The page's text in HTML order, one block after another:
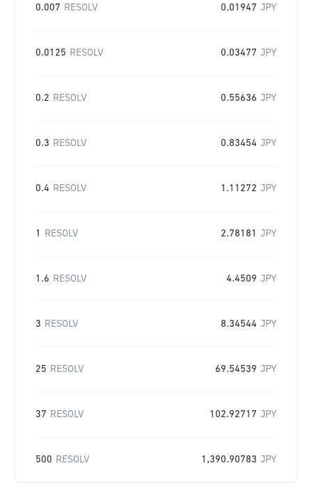
0.007 RESOLV 0.01947 JPY
0.0125 RESOLV 0.03477 JPY
0.2 RESOLV 0.55636 JPY
0.3 RESOLV 0.83454 JPY
0.4 RESOLV 1.11272 JPY
1 RESOLV 2.78181 JPY
1.6 RESOLV 4.4509 JPY
3 RESOLV 8.34544 JPY
25 RESOLV 69.54539 JPY
37 RESOLV 102.92717 JPY
500 RESOLV 1,390.90783 JPY